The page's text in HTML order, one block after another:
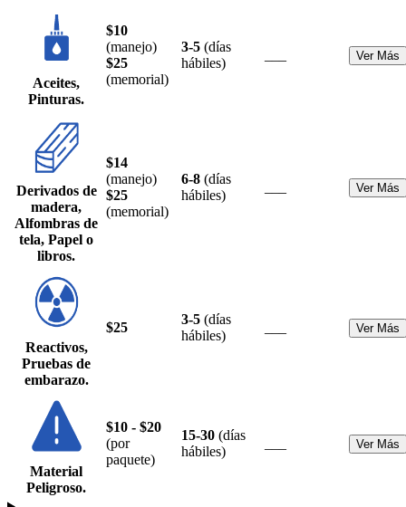
Aceites,
Pinturas.
$10
(manejo)
$25
(memorial)
3-5 (días
hábiles)
Ver Más
Derivados de
madera,
Alfombras de
tela, Papel o
libros.
$14
(manejo)
$25
(memorial)
6-8 (días
hábiles)
Ver Más
Reactivos,
Pruebas de
embarazo.
$25
3-5 (días
hábiles)
Ver Más
Material
Peligroso.
$10 - $20
(por
paquete)
15-30 (días
hábiles)
Ver Más